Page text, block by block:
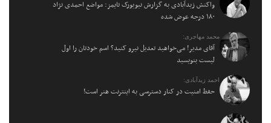
واکنش زیدآبادی به گزارش نیویورک تایمز: مواضع احمدی نژاد
۱۸۰ درجه عوض شده
محمد مهاجری:
آقای مدیر! می‌خواهید تعدیل نیرو کنید؟ اسم خودتان را اول
لیست بنویسید
احمد زیدآبادی:
حفظ امنیت در کنار دسترسی به اینترنت هنر است!